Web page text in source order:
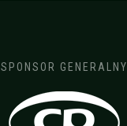
SPONSOR GENERALNY